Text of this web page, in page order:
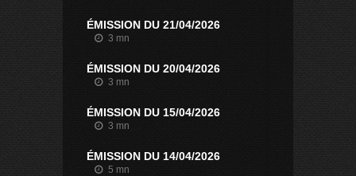
ÉMISSION DU 21/04/2026
3 mn
ÉMISSION DU 20/04/2026
3 mn
ÉMISSION DU 15/04/2026
3 mn
ÉMISSION DU 14/04/2026
5 mn